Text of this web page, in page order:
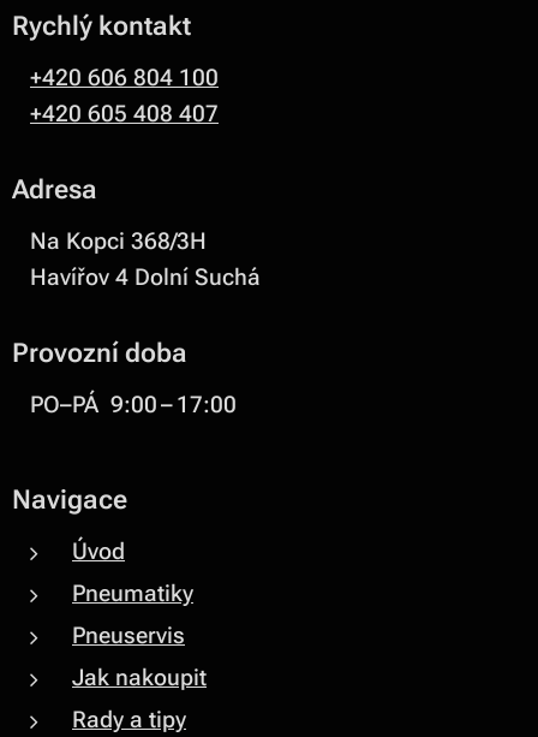
Rychlý kontakt
+420 606 804 100
+420 605 408 407
Adresa
Na Kopci 368/3H
Havířov 4 Dolní Suchá
Provozní doba
PO–PÁ 9:00 – 17:00
Navigace
Úvod
Pneumatiky
Pneuservis
Jak nakoupit
Rady a tipy